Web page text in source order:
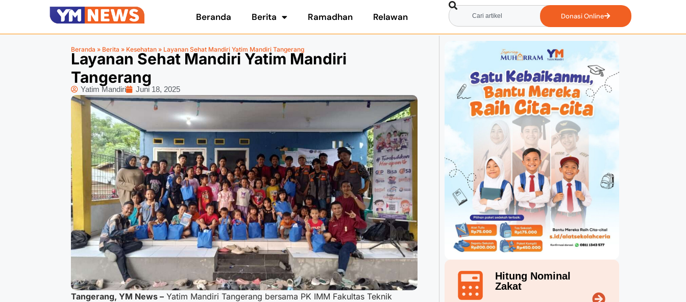
Beranda Berita Ramadhan Relawan Donasi Online
Beranda » Berita » Kesehatan » Layanan Sehat Mandiri Yatim Mandiri Tangerang
Layanan Sehat Mandiri Yatim Mandiri
Tangerang
Yatim Mandiri Juni 18, 2025
Tangerang, YM News – Yatim Mandiri Tangerang bersama PK IMM Fakultas Teknik
Hitung Nominal
Zakat